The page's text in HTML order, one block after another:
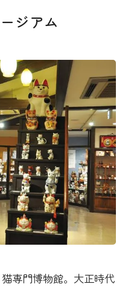
ジアム
専門博物館。大正時代